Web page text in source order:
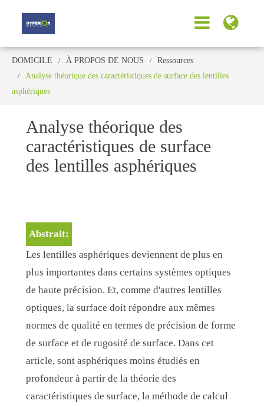
DOMICILE À PROPOS DE NOUS
Ressources
Analyse théorique des caractéristiques de surface des lentilles
asphériques
Analyse théorique des
caractéristiques de surface
des lentilles asphériques
Abstrait:
Les lentilles asphériques deviennent de plus en
plus importantes dans certains systèmes optiques
de haute précision. Et, comme d'autres lentilles
optiques, la surface doit répondre aux mêmes
normes de qualité en termes de précision de forme
de surface et de rugosité de surface. Dans cet
article, sont asphériques moins étudiés en
profondeur à partir de la théorie des
caractéristiques de surface, la méthode de calcul